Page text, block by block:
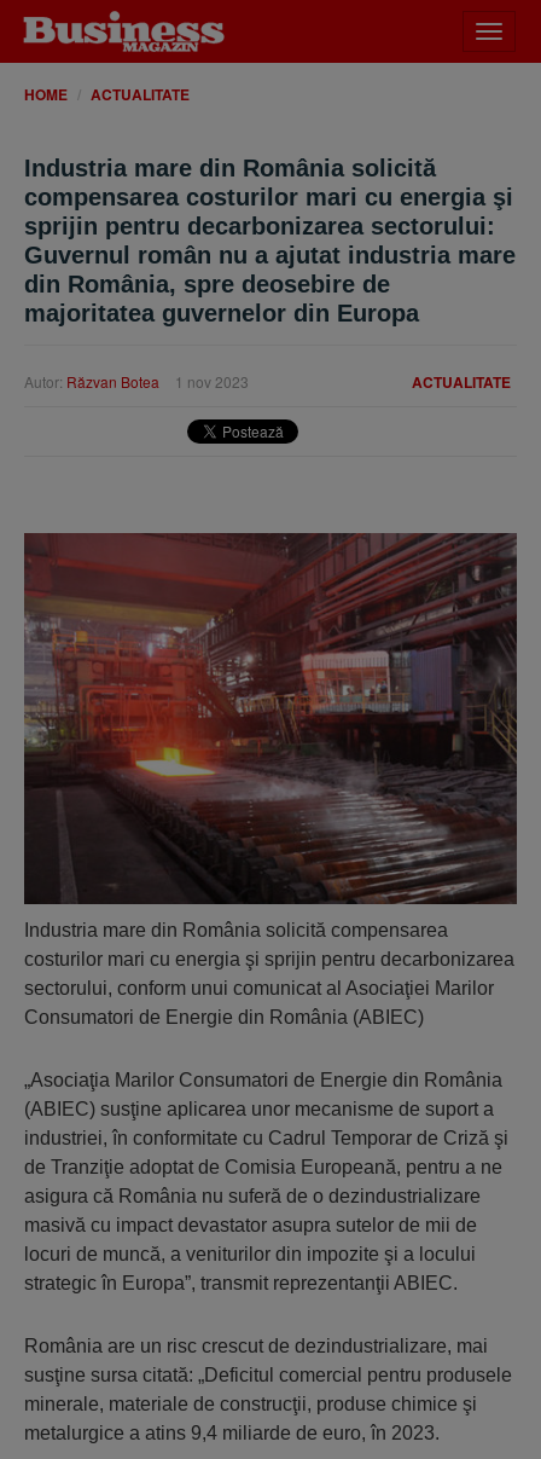
meniu
HOME ACTUALITATE
Industria mare din România solicită
compensarea costurilor mari cu energia şi
sprijin pentru decarbonizarea sectorului:
Guvernul român nu a ajutat industria mare
din România, spre deosebire de
majoritatea guvernelor din Europa
ACTUALITATE
Autor: Răzvan Botea 1 nov 2023
Industria mare din România solicită compensarea
costurilor mari cu energia şi sprijin pentru decarbonizarea
sectorului, conform unui comunicat al Asociaţiei Marilor
Consumatori de Energie din România (ABIEC)
„Asociaţia Marilor Consumatori de Energie din România
(ABIEC) susţine aplicarea unor mecanisme de suport a
industriei, în conformitate cu Cadrul Temporar de Criză şi
de Tranziţie adoptat de Comisia Europeană, pentru a ne
asigura că România nu suferă de o dezindustrializare
masivă cu impact devastator asupra sutelor de mii de
locuri de muncă, a veniturilor din impozite şi a locului
strategic în Europa”, transmit reprezentanţii ABIEC.
România are un risc crescut de dezindustrializare, mai
susţine sursa citată: „Deficitul comercial pentru produsele
minerale, materiale de construcţii, produse chimice şi
metalurgice a atins 9,4 miliarde de euro, în 2023.